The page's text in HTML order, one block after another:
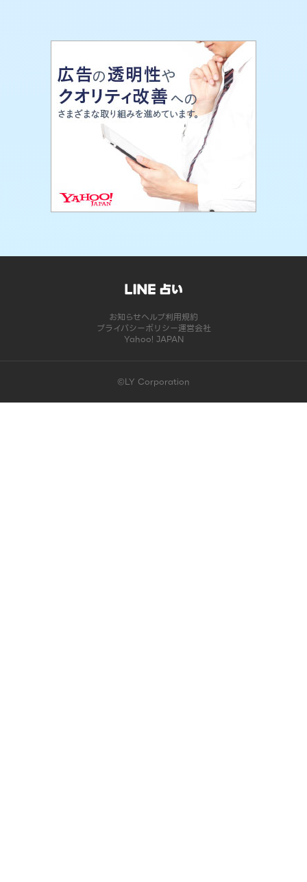
お知らせヘルプ利用規約
プライバシーポリシー運営会社
Yahoo! JAPAN
©LY Corporation
このコンテンツは掲載が終了しました | LINE占い